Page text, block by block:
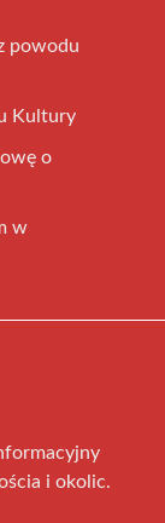
powodu
Kultury
o
w
i okolic.